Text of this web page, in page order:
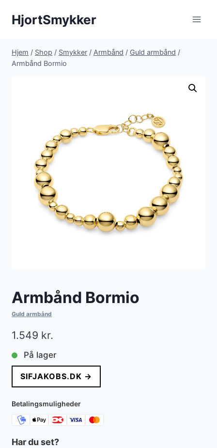
HjortSmykker
Hjem / Shop / Smykker / Armbånd / Guld armbånd /
Armbånd Bormio
Armbånd Bormio
Guld armbånd
1.549 kr.
På lager
SIFJAKOBS.DK →
Betalingsmuligheder
Har du set?